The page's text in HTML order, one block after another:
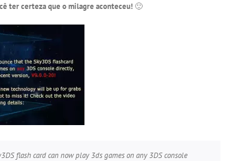
ter certeza que o milagre aconteceu! 🙂
flash card can now play 3ds games on any 3DS console